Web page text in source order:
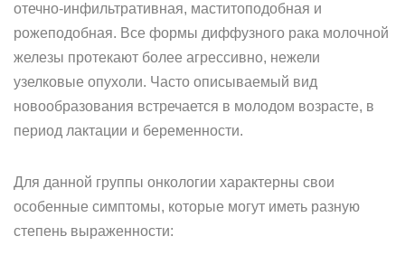
отечно-инфильтративная, маститоподобная и
рожеподобная. Все формы диффузного рака молочной
железы протекают более агрессивно, нежели
узелковые опухоли. Часто описываемый вид
новообразования встречается в молодом возрасте, в
период лактации и беременности.
Для данной группы онкологии характерны свои
особенные симптомы, которые могут иметь разную
степень выраженности: